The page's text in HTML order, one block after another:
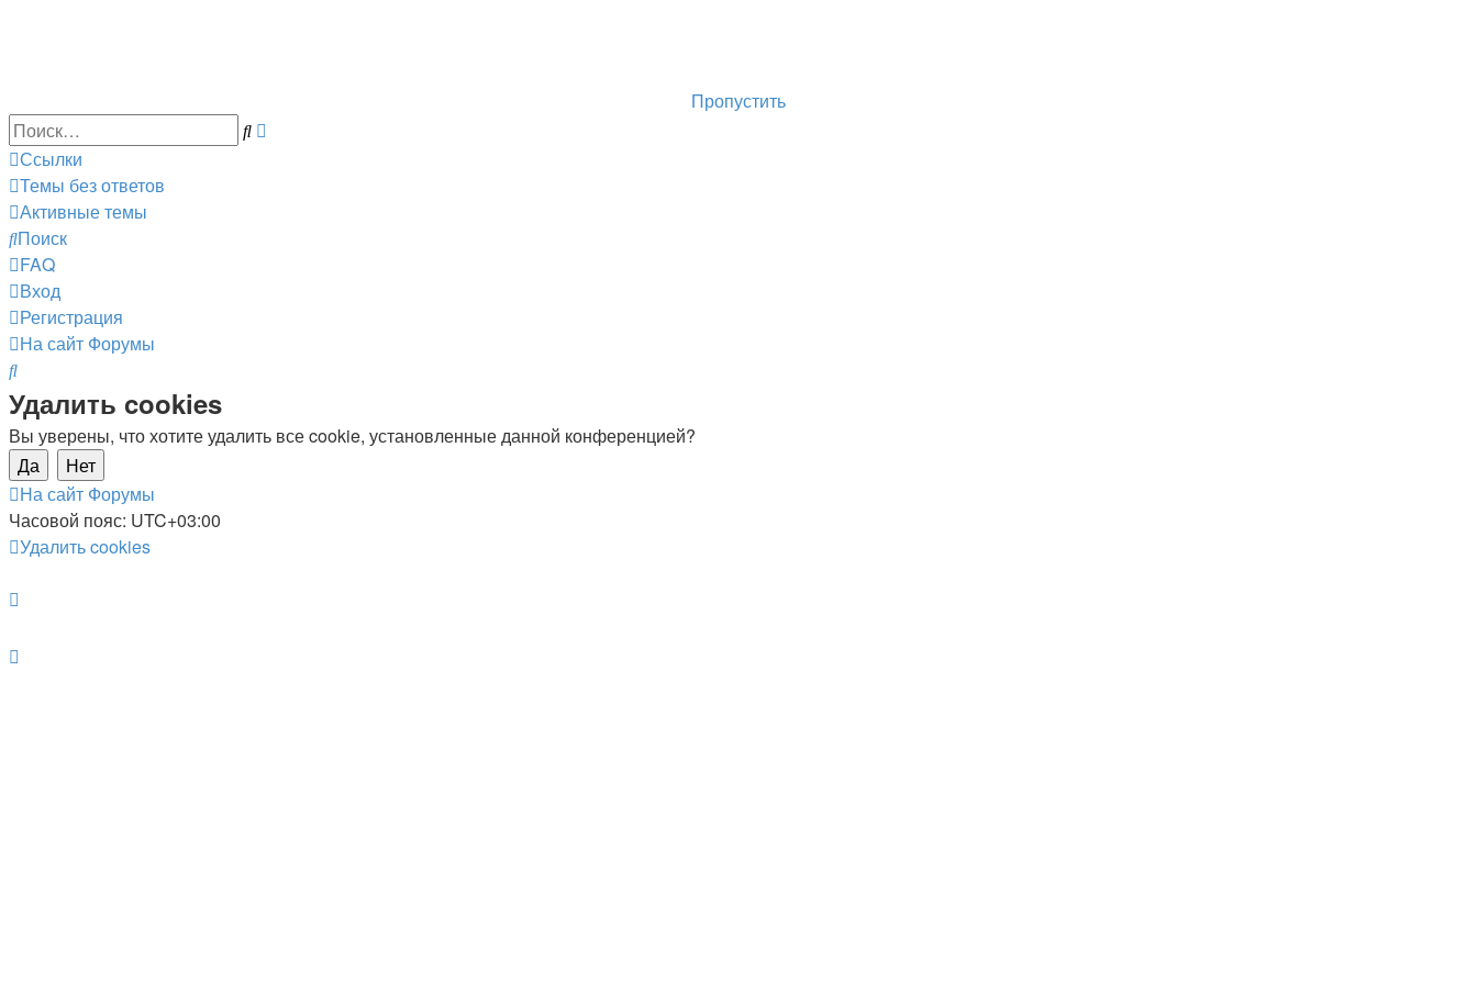
Пропустить
Поиск
Ссылки
Темы без ответов
Активные темы
Поиск
FAQ
Вход
Регистрация
На сайт Форумы
Поиск
Удалить cookies
Вы уверены, что хотите удалить все cookie, установленные данной конференцией?
На сайт Форумы
Часовой пояс: UTC+03:00
Удалить cookies